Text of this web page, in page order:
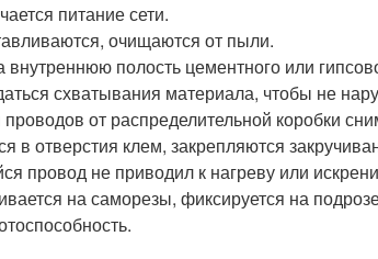
питание сети.
очищаются от пыли.
полость цементного или
схватывания материала, чтобы не
от распределительной коробки
в отверстия клем, закрепляются
провод не приводил к нагреву или
на саморезы, фиксируется на